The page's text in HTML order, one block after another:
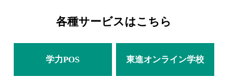
各種サービスはこちら
学力POS 東進オンライン学校